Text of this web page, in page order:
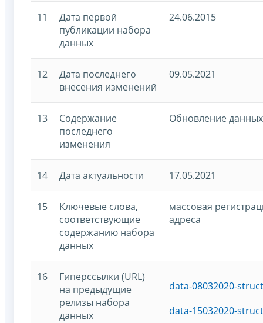
11
Дата первой
публикации набора
данных
24.06.2015
12
Дата последнего
внесения изменений
09.05.2021
13
Содержание
последнего
изменения
Обновление данных
14 Дата актуальности 17.05.2021
15
Ключевые слова,
соответствующие
содержанию набора
данных
массовая
адреса
16
Гиперссылки (URL)
на предыдущие
релизы набора
данных
data-08032020-
data-15032020-